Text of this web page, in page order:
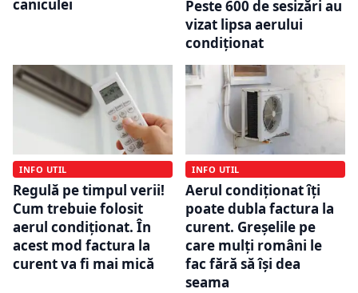
caniculei
Peste 600 de sesizări au
vizat lipsa aerului
condiționat
INFO UTIL
Regulă pe timpul verii!
Cum trebuie folosit
aerul condiționat. În
acest mod factura la
curent va fi mai mică
INFO UTIL
Aerul condiționat îți
poate dubla factura la
curent. Greșelile pe
care mulți români le
fac fără să își dea
seama